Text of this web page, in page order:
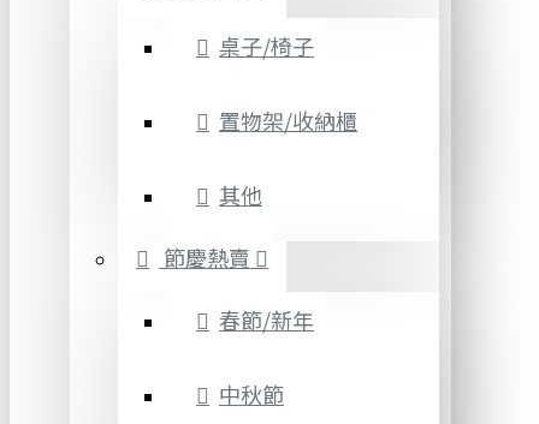
桌子/椅子
置物架/收納櫃
其他
節慶熱賣
春節/新年
中秋節